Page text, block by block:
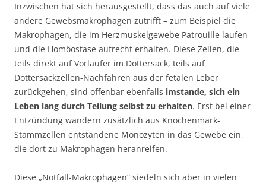
Inzwischen hat sich herausgestellt, dass das auch auf viele
andere Gewebsmakrophagen zutrifft – zum Beispiel die
Makrophagen, die im Herzmuskelgewebe Patrouille laufen
und die Homöostase aufrecht erhalten. Diese Zellen, die
teils direkt auf Vorläufer im Dottersack, teils auf
Dottersackzellen-Nachfahren aus der fetalen Leber
zurückgehen, sind offenbar ebenfalls imstande, sich ein
Leben lang durch Teilung selbst zu erhalten. Erst bei einer
Entzündung wandern zusätzlich aus Knochenmark-
Stammzellen entstandene Monozyten in das Gewebe ein,
die dort zu Makrophagen heranreifen.
Diese „Notfall-Makrophagen“ siedeln sich aber in vielen